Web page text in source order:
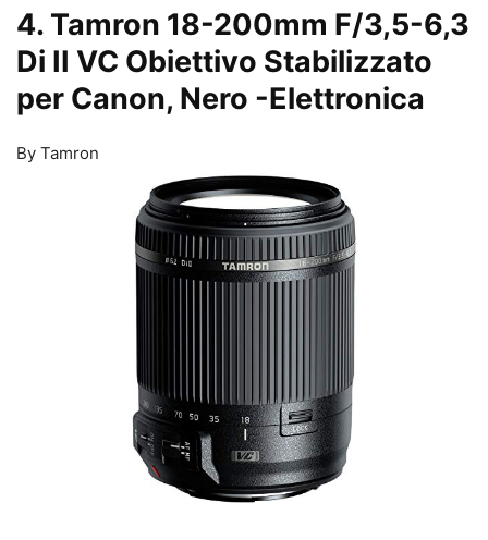
4. Tamron 18-200mm F/3,5-6,3
Di II VC Obiettivo Stabilizzato
per Canon, Nero -Elettronica
By Tamron